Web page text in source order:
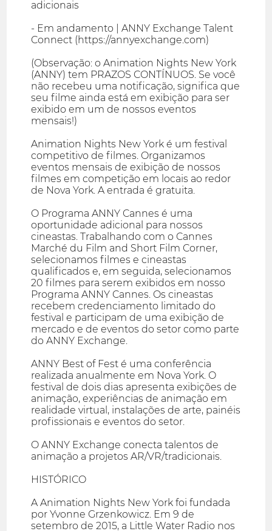
adicionais
- Em andamento | ANNY Exchange Talent
Connect (https://annyexchange.com)
(Observação: o Animation Nights New York
(ANNY) tem PRAZOS CONTÍNUOS. Se você
não recebeu uma notificação, significa que
seu filme ainda está em exibição para ser
exibido em um de nossos eventos
mensais!)
Animation Nights New York é um festival
competitivo de filmes. Organizamos
eventos mensais de exibição de nossos
filmes em competição em locais ao redor
de Nova York. A entrada é gratuita.
O Programa ANNY Cannes é uma
oportunidade adicional para nossos
cineastas. Trabalhando com o Cannes
Marché du Film and Short Film Corner,
selecionamos filmes e cineastas
qualificados e, em seguida, selecionamos
20 filmes para serem exibidos em nosso
Programa ANNY Cannes. Os cineastas
recebem credenciamento limitado do
festival e participam de uma exibição de
mercado e de eventos do setor como parte
do ANNY Exchange.
ANNY Best of Fest é uma conferência
realizada anualmente em Nova York. O
festival de dois dias apresenta exibições de
animação, experiências de animação em
realidade virtual, instalações de arte, painéis
profissionais e eventos do setor.
O ANNY Exchange conecta talentos de
animação a projetos AR/VR/tradicionais.
HISTÓRICO
A Animation Nights New York foi fundada
por Yvonne Grzenkowicz. Em 9 de
setembro de 2015, a Little Water Radio nos